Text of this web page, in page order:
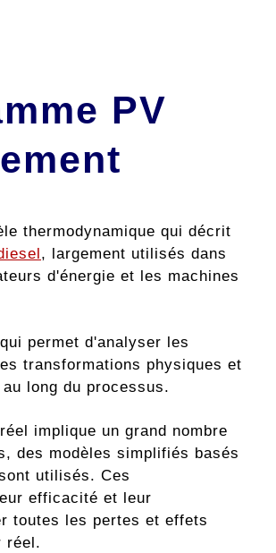
PV
thermodynamique qui décrit
, largement utilisés dans
d'énergie et les machines
permet d'analyser les
transformations physiques et
long du processus.
implique un grand nombre
des modèles simplifiés basés
utilisés. Ces
efficacité et leur
toutes les pertes et effets
réel.